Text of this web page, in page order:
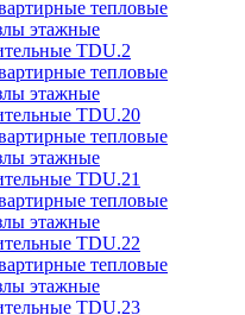
тепловые
этажные
TDU.2
тепловые
этажные
TDU.20
тепловые
этажные
TDU.21
тепловые
этажные
TDU.22
тепловые
этажные
TDU.23